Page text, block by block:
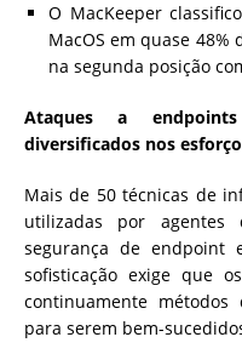
O MacKeeper
MacOS em quase 48%
na segunda posição
Ataques a
diversificados nos
Mais de 50 técnicas de
utilizadas por agentes
segurança de endpoint
sofisticação exige que
continuamente
para serem bem-